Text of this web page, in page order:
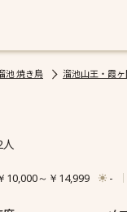
池 焼き鳥 溜池山王・霞
人
10,000～￥14,999 -